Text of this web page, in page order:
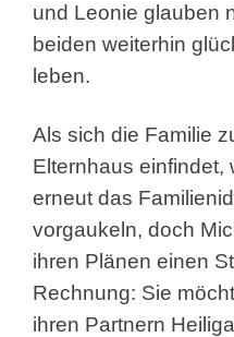
und Leonie glauben
beiden weiterhin
leben.
Als sich die Familie
Elternhaus einfindet,
erneut das
vorgaukeln, doch
ihren Plänen einen
Rechnung: Sie
ihren Partnern